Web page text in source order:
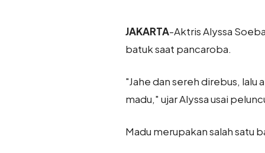
JAKARTA-Aktris Alyssa
batuk saat pancaroba.
"Jahe dan sereh direbus,
madu," ujar Alyssa usai
Madu merupakan salah satu